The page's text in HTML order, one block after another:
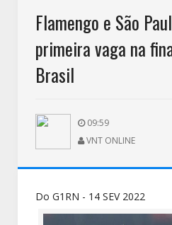
Flamengo e São
primeira vaga na
Brasil
09:59
VNT ONLINE
Do G1RN - 14 SEV 2022